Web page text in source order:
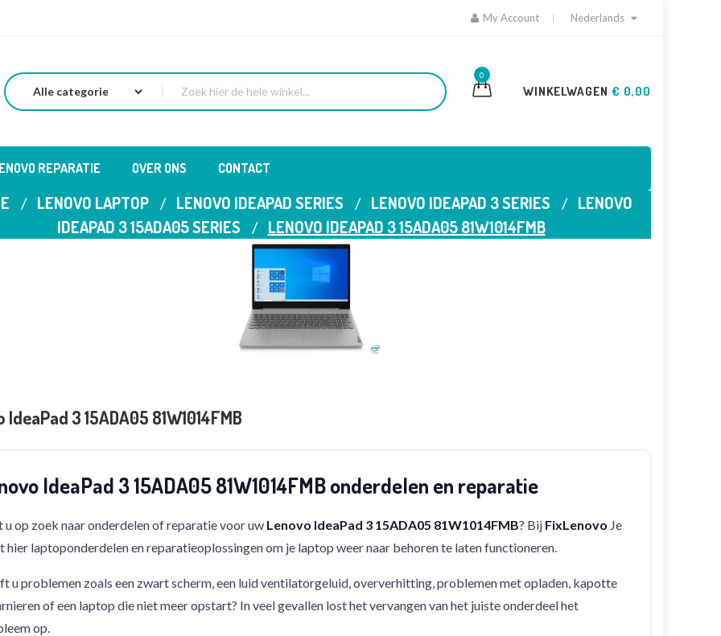
My Account Nederlands
0
WINKELWAGEN € 0,00
REPARATIE OVER ONS CONTACT
LENOVO LAPTOP LENOVO IDEAPAD SERIES LENOVO IDEAPAD 3 SERIES
LENOVO
IDEAPAD 3 15ADA05 SERIES
LENOVO IDEAPAD 3 15ADA05 81W1014FMB
3 15ADA05 81W1014FMB
IdeaPad 3 15ADA05 81W1014FMB onderdelen en reparatie
u op zoek naar onderdelen of reparatie voor uw Lenovo IdeaPad 3 15ADA05 81W1014FMB? Bij FixLenovo Je
hier laptoponderdelen en reparatieoplossingen om je laptop weer naar behoren te laten functioneren.
u problemen zoals een zwart scherm, een luid ventilatorgeluid, oververhitting, problemen met opladen, kapotte
of een laptop die niet meer opstart? In veel gevallen lost het vervangen van het juiste onderdeel het
op.